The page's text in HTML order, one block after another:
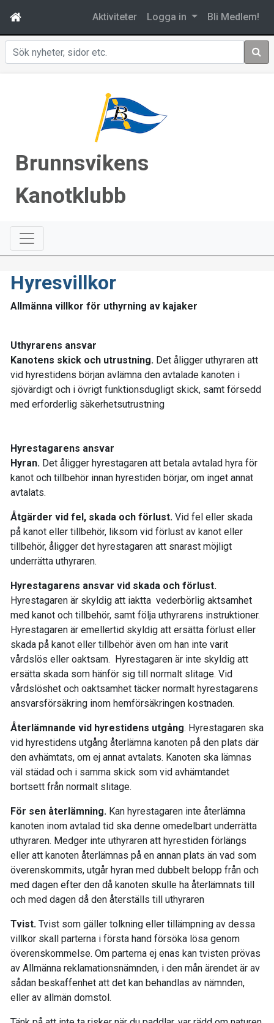
Aktiviteter Logga in Bli Medlem!
Sök
Brunnsvikens
Kanotklubb
Hyresvillkor
Allmänna villkor för uthyrning av kajaker
Uthyrarens ansvar
Kanotens skick och utrustning. Det åligger uthyraren att
vid hyrestidens början avlämna den avtalade kanoten i
sjövärdigt och i övrigt funktionsdugligt skick, samt försedd
med erforderlig säkerhetsutrustning
Hyrestagarens ansvar
Hyran. Det åligger hyrestagaren att betala avtalad hyra för
kanot och tillbehör innan hyrestiden börjar, om inget annat
avtalats.
Åtgärder vid fel, skada och förlust. Vid fel eller skada
på kanot eller tillbehör, liksom vid förlust av kanot eller
tillbehör, åligger det hyrestagaren att snarast möjligt
underrätta uthyraren.
Hyrestagarens ansvar vid skada och förlust.
Hyrestagaren är skyldig att iaktta vederbörlig aktsamhet
med kanot och tillbehör, samt följa uthyrarens instruktioner.
Hyrestagaren är emellertid skyldig att ersätta förlust eller
skada på kanot eller tillbehör även om han inte varit
vårdslös eller oaktsam. Hyrestagaren är inte skyldig att
ersätta skada som hänför sig till normalt slitage. Vid
vårdslöshet och oaktsamhet täcker normalt hyrestagarens
ansvarsförsäkring inom hemförsäkringen kostnaden.
Återlämnande vid hyrestidens utgång. Hyrestagaren ska
vid hyrestidens utgång återlämna kanoten på den plats där
den avhämtats, om ej annat avtalats. Kanoten ska lämnas
väl städad och i samma skick som vid avhämtandet
bortsett från normalt slitage.
För sen återlämning. Kan hyrestagaren inte återlämna
kanoten inom avtalad tid ska denne omedelbart underrätta
uthyraren. Medger inte uthyraren att hyrestiden förlängs
eller att kanoten återlämnas på en annan plats än vad som
överenskommits, utgår hyran med dubbelt belopp från och
med dagen efter den då kanoten skulle ha återlämnats till
och med dagen då den återställs till uthyraren
Tvist. Tvist som gäller tolkning eller tillämpning av dessa
villkor skall parterna i första hand försöka lösa genom
överenskommelse. Om parterna ej enas kan tvisten prövas
av Allmänna reklamationsnämnden, i den mån ärendet är av
sådan beskaffenhet att det kan behandlas av nämnden,
eller av allmän domstol.